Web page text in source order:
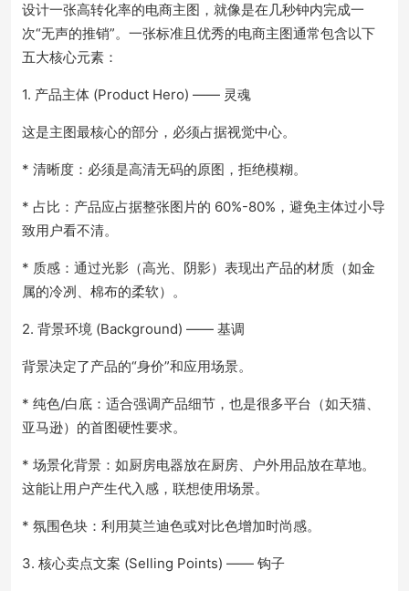
设计一张高转化率的电商主图，就像是在几秒钟内完成一
次“无声的推销”。一张标准且优秀的电商主图通常包含以下
五大核心元素：
1. 产品主体 (Product Hero) —— 灵魂
这是主图最核心的部分，必须占据视觉中心。
* 清晰度：必须是高清无码的原图，拒绝模糊。
* 占比：产品应占据整张图片的 60%-80%，避免主体过小导
致用户看不清。
* 质感：通过光影（高光、阴影）表现出产品的材质（如金
属的冷冽、棉布的柔软）。
2. 背景环境 (Background) —— 基调
背景决定了产品的“身价”和应用场景。
* 纯色/白底：适合强调产品细节，也是很多平台（如天猫、
亚马逊）的首图硬性要求。
* 场景化背景：如厨房电器放在厨房、户外用品放在草地。
这能让用户产生代入感，联想使用场景。
* 氛围色块：利用莫兰迪色或对比色增加时尚感。
3. 核心卖点文案 (Selling Points) —— 钩子